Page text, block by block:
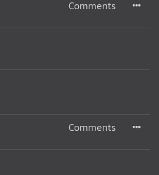
Comments
Comments